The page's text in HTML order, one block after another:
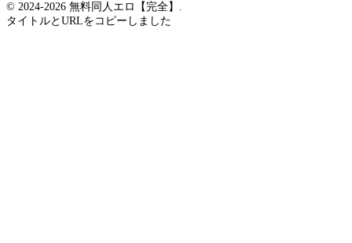
© 2024-2026 無料同人エロ【完全】.
タイトルとURLをコピーしました